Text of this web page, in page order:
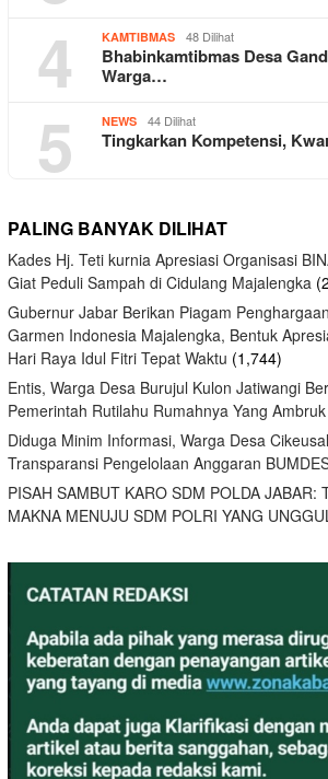
4 KAMTIBMAS 48 Dilihat
Bhabinkamtibmas Desa
Warga…
5 NEWS 44 Dilihat
Tingkarkan Kompetensi,
PALING BANYAK DILIHAT
Kades Hj. Teti kurnia Apresiasi Organisasi
Giat Peduli Sampah di Cidulang Majalengka
Gubernur Jabar Berikan Piagam
Garmen Indonesia Majalengka, Bentuk
Hari Raya Idul Fitri Tepat Waktu (1,744)
Entis, Warga Desa Burujul Kulon Jatiwangi
Pemerintah Rutilahu Rumahnya Yang
Diduga Minim Informasi, Warga Desa
Transparansi Pengelolaan Anggaran
PISAH SAMBUT KARO SDM POLDA JABAR:
MAKNA MENUJU SDM POLRI YANG